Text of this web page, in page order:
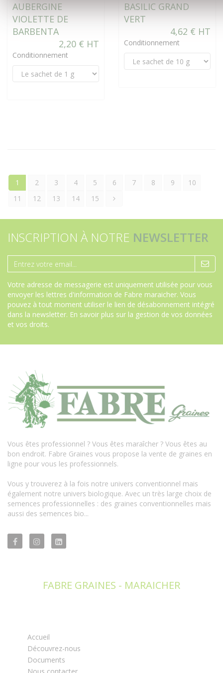
AUBERGINE
VIOLETTE DE
BARBENTA
2,20 € HT
Conditionnement
BASILIC GRAND
VERT
4,62 € HT
Conditionnement
1 2 3 4 5 6 7 8 9
10
11
12 13 14 15
INSCRIPTION À NOTRE NEWSLETTER
Votre adresse de messagerie est uniquement utilisée pour vous
envoyer les lettres d'information de Fabre maraicher. Vous
pouvez à tout moment utiliser le lien de désabonnement intégré
dans la newsletter. En savoir plus sur la gestion de vos données
et vos droits.
Vous êtes professionnel ? Vous êtes maraîcher ? Vous êtes au
bon endroit. Fabre Graines vous propose la vente de graines en
ligne pour vous les professionnels.
Vous y trouverez à la fois notre univers conventionnel mais
également notre univers biologique. Avec un très large choix de
semences professionnelles : des graines conventionnelles mais
aussi des semences bio...
FABRE GRAINES - MARAICHER
Accueil
Découvrez-nous
Documents